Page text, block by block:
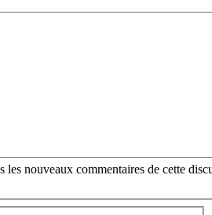
les nouveaux commentaires de cette